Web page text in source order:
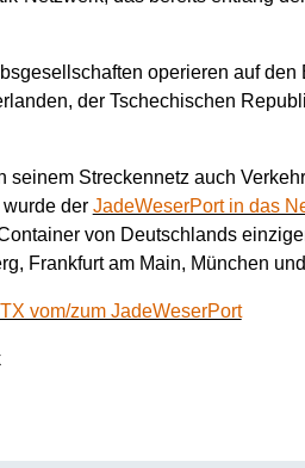
operieren auf
der Tschechischen
seinem Streckennetz auch
der JadeWeserPort in das
von Deutschlands
Frankfurt am Main, München
vom/zum JadeWeserPort